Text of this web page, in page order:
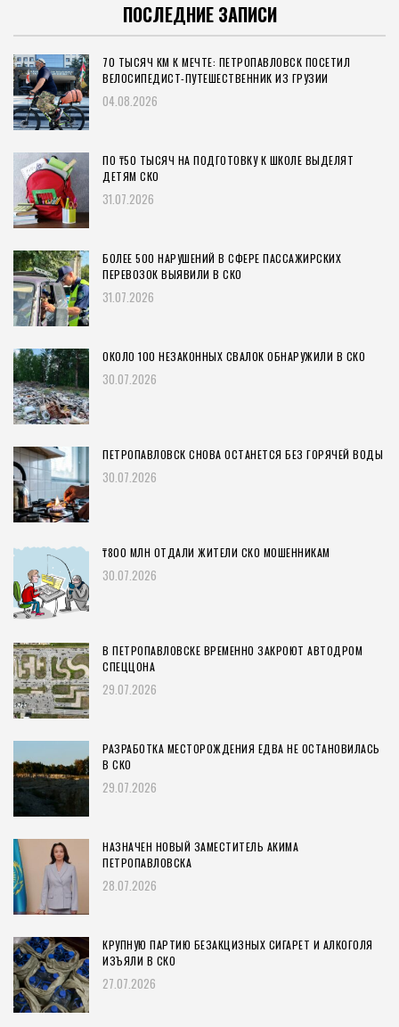
ПОСЛЕДНИЕ ЗАПИСИ
70 ТЫСЯЧ КМ К МЕЧТЕ: ПЕТРОПАВЛОВСК ПОСЕТИЛ
ВЕЛОСИПЕДИСТ-ПУТЕШЕСТВЕННИК ИЗ ГРУЗИИ
04.08.2026
ПО ₸50 ТЫСЯЧ НА ПОДГОТОВКУ К ШКОЛЕ ВЫДЕЛЯТ
ДЕТЯМ СКО
31.07.2026
БОЛЕЕ 500 НАРУШЕНИЙ В СФЕРЕ ПАССАЖИРСКИХ
ПЕРЕВОЗОК ВЫЯВИЛИ В СКО
31.07.2026
ОКОЛО 100 НЕЗАКОННЫХ СВАЛОК ОБНАРУЖИЛИ В СКО
30.07.2026
ПЕТРОПАВЛОВСК СНОВА ОСТАНЕТСЯ БЕЗ ГОРЯЧЕЙ ВОДЫ
30.07.2026
₸800 МЛН ОТДАЛИ ЖИТЕЛИ СКО МОШЕННИКАМ
30.07.2026
В ПЕТРОПАВЛОВСКЕ ВРЕМЕННО ЗАКРОЮТ АВТОДРОМ
СПЕЦЦОНА
29.07.2026
РАЗРАБОТКА МЕСТОРОЖДЕНИЯ ЕДВА НЕ ОСТАНОВИЛАСЬ
В СКО
29.07.2026
НАЗНАЧЕН НОВЫЙ ЗАМЕСТИТЕЛЬ АКИМА
ПЕТРОПАВЛОВСКА
28.07.2026
КРУПНУЮ ПАРТИЮ БЕЗАКЦИЗНЫХ СИГАРЕТ И АЛКОГОЛЯ
ИЗЪЯЛИ В СКО
27.07.2026